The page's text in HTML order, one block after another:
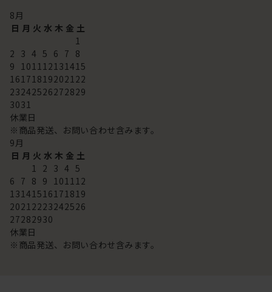
8 月
日 月 火 水 木 金 土
1
2 3 4 5 6 7 8
9
10 11 12 13 14 15
16 17 18 192021 22
23242526272829
3031
休業日
※商品発送、お問い合わせ含みます。
9 月
日 月 火 水 木 金 土
1
2 3 4 5
6 7 8 9 10 11 12
13 14 15 16 17 18 19
2021 2223242526
27282930
休業日
※商品発送、お問い合わせ含みます。